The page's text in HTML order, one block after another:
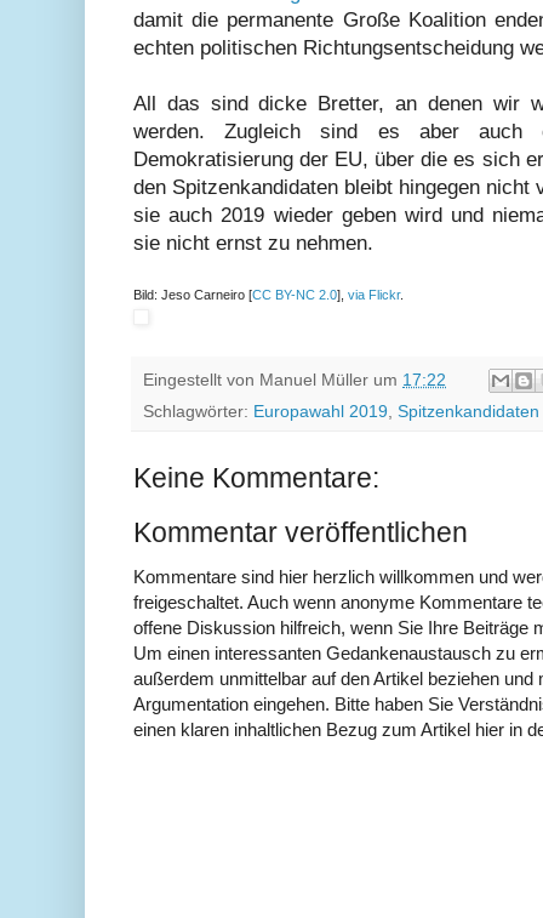
damit die permanente Große Koalition
echten politischen Richtungsentscheidung
All das sind dicke Bretter, an denen wir
werden. Zugleich sind es aber auch
Demokratisierung der EU, über die es sich
den Spitzenkandidaten bleibt hingegen
sie auch 2019 wieder geben wird und
sie nicht ernst zu nehmen.
Bild: Jeso Carneiro [CC BY-NC 2.0], via Flickr.
Eingestellt von Manuel Müller um 17:22
Schlagwörter: Europawahl 2019, Spitzenkandidaten
Keine Kommentare:
Kommentar veröffentlichen
Kommentare sind hier herzlich willkommen und
freigeschaltet. Auch wenn anonyme Kommentare
offene Diskussion hilfreich, wenn Sie Ihre Beiträge
Um einen interessanten Gedankenaustausch zu
außerdem unmittelbar auf den Artikel beziehen und
Argumentation eingehen. Bitte haben Sie
einen klaren inhaltlichen Bezug zum Artikel hier in